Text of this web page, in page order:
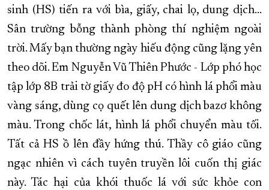
sinh (HS) tiến ra với bìa, giấy, chai lọ, dung dịch…
Sân trường bỗng thành phòng thí nghiệm ngoài
trời. Mấy bạn thường ngày hiếu động cũng lặng yên
theo dõi. Em Nguyễn Vũ Thiên Phước - Lớp phó học
tập lớp 8B trải tờ giấy đo độ pH có hình lá phổi màu
vàng sáng, dùng cọ quết lên dung dịch bazơ không
màu. Trong chốc lát, hình lá phổi chuyển màu tối.
Tất cả HS ồ lên đầy hứng thú. Thầy cô giáo cũng
ngạc nhiên vì cách tuyên truyền lôi cuốn thị giác
này. Tác hại của khói thuốc lá với sức khỏe con